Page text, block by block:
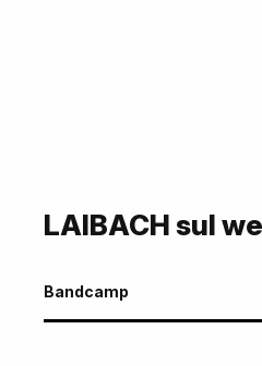
LAIBACH sul
Bandcamp